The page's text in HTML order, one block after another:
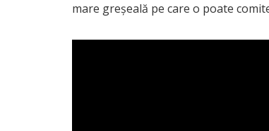
mare greșeală pe care o poate